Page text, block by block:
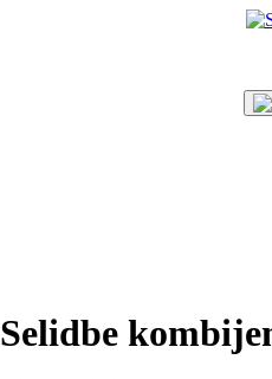
Selidbe